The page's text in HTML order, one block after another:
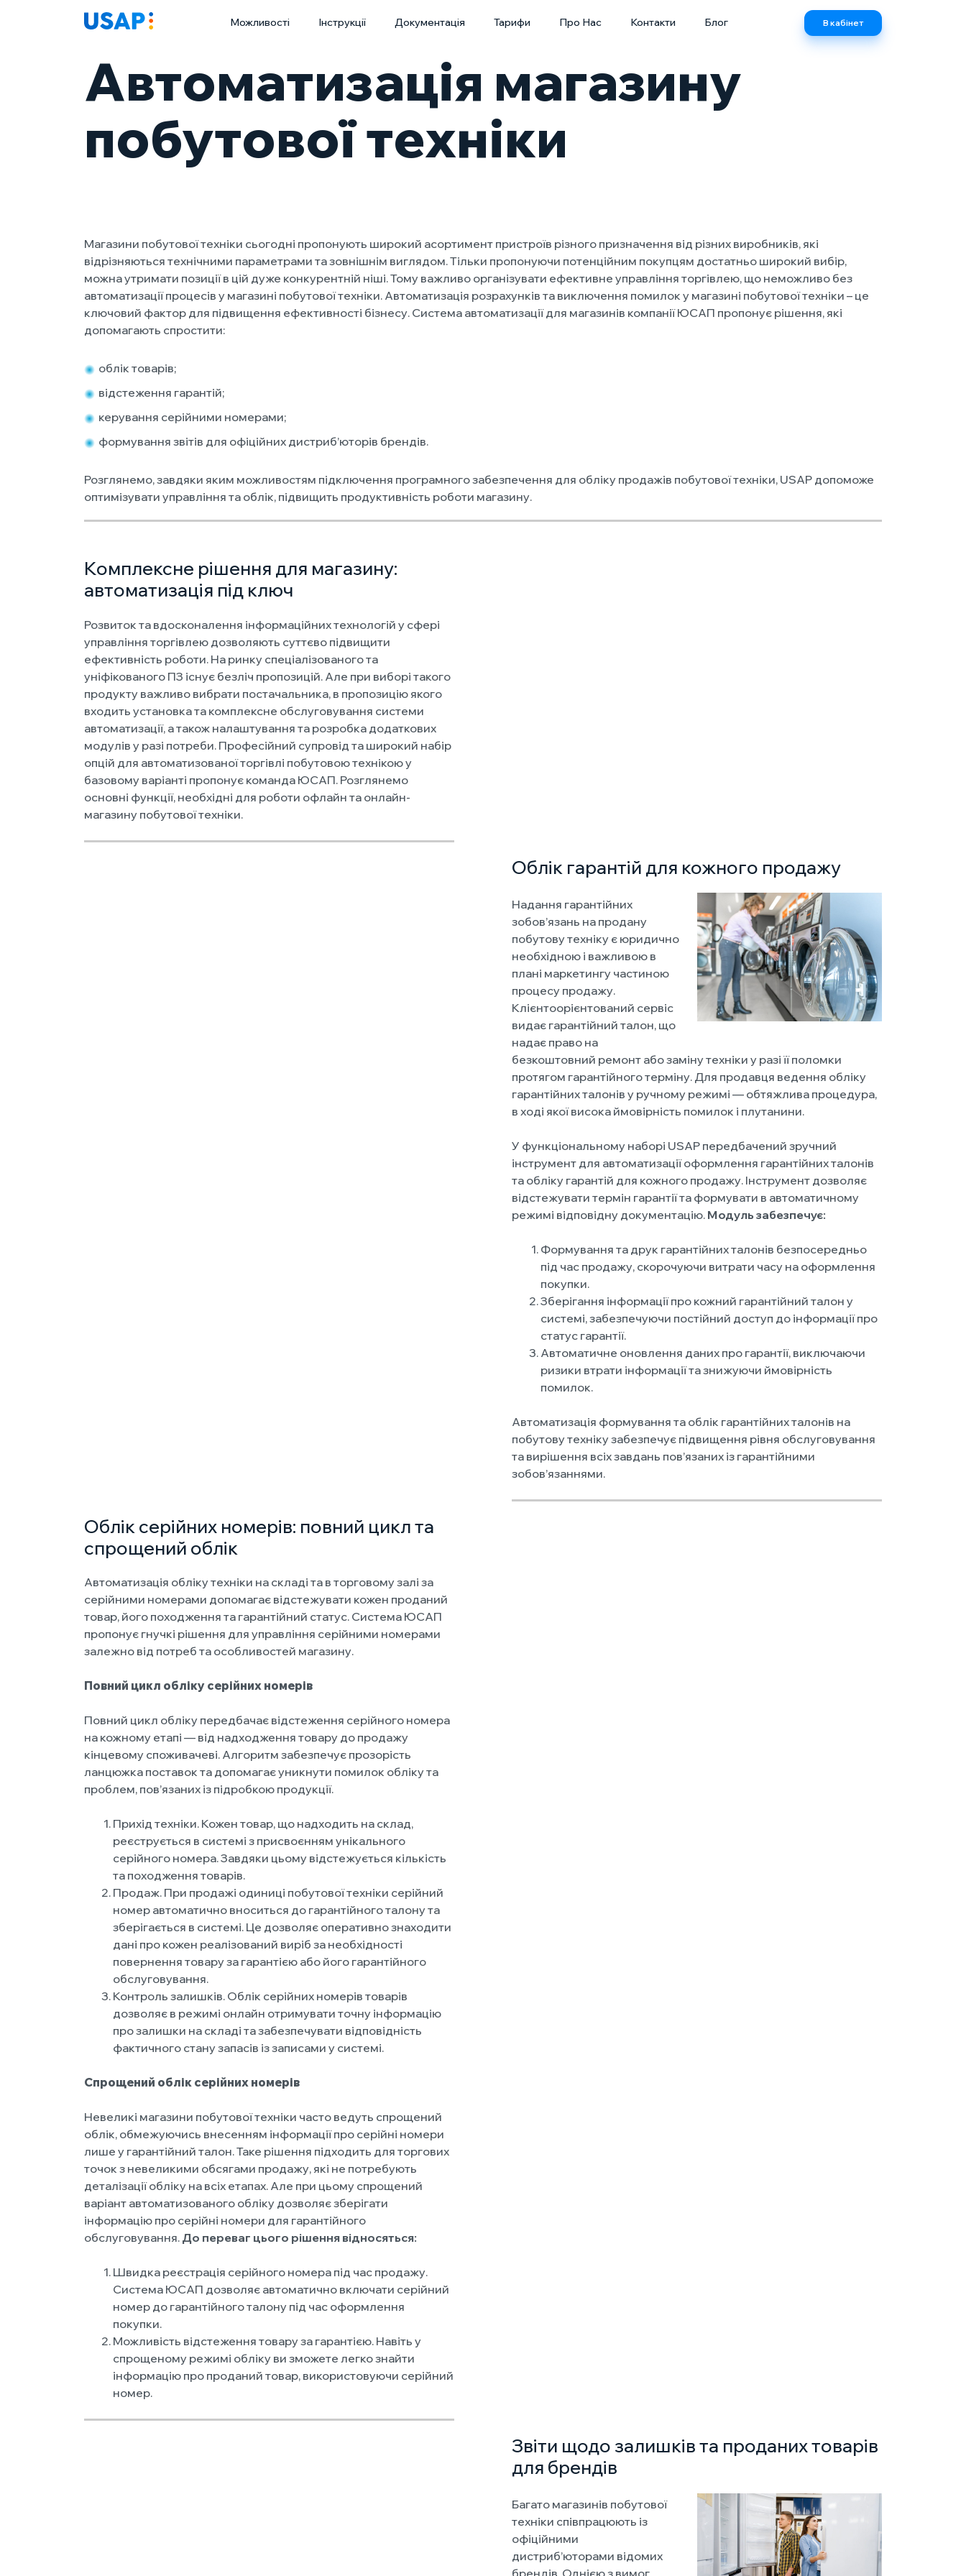
Можливості Інструкції Документація Тарифи Про Нас Контакти Блог В кабінет
Автоматизація магазину
побутової техніки
Магазини побутової техніки сьогодні пропонують широкий асортимент пристроїв різного призначення від різних виробників, які
відрізняються технічними параметрами та зовнішнім виглядом. Тільки пропонуючи потенційним покупцям достатньо широкий вибір,
можна утримати позиції в цій дуже конкурентній ніші. Тому важливо організувати ефективне управління торгівлею, що неможливо без
автоматизації процесів у магазині побутової техніки. Автоматизація розрахунків та виключення помилок у магазині побутової техніки – це
ключовий фактор для підвищення ефективності бізнесу. Система автоматизації для магазинів компанії ЮСАП пропонує рішення, які
допомагають спростити:
облік товарів;
відстеження гарантій;
керування серійними номерами;
формування звітів для офіційних дистриб’юторів брендів.
Розглянемо, завдяки яким можливостям підключення програмного забезпечення для обліку продажів побутової техніки, USAP допоможе
оптимізувати управління та облік, підвищить продуктивність роботи магазину.
Комплексне рішення для магазину:
автоматизація під ключ
Розвиток та вдосконалення інформаційних технологій у сфері
управління торгівлею дозволяють суттєво підвищити
ефективність роботи. На ринку спеціалізованого та
уніфікованого ПЗ існує безліч пропозицій. Але при виборі такого
продукту важливо вибрати постачальника, в пропозицію якого
входить установка та комплексне обслуговування системи
автоматизації, а також налаштування та розробка додаткових
модулів у разі потреби. Професійний супровід та широкий набір
опцій для автоматизованої торгівлі побутовою технікою у
базовому варіанті пропонує команда ЮСАП. Розглянемо
основні функції, необхідні для роботи офлайн та онлайн-
магазину побутової техніки.
Облік гарантій для кожного продажу
Надання гарантійних
зобов’язань на продану
побутову техніку є юридично
необхідною і важливою в
плані маркетингу частиною
процесу продажу.
Клієнтоорієнтований сервіс
видає гарантійний талон, що
надає право на
безкоштовний ремонт або заміну техніки у разі її поломки
протягом гарантійного терміну. Для продавця ведення обліку
гарантійних талонів у ручному режимі — обтяжлива процедура,
в ході якої висока ймовірність помилок і плутанини.
У функціональному наборі USAP передбачений зручний
інструмент для автоматизації оформлення гарантійних талонів
та обліку гарантій для кожного продажу. Інструмент дозволяє
відстежувати термін гарантії та формувати в автоматичному
режимі відповідну документацію. Модуль забезпечує:
Формування та друк гарантійних талонів безпосередньо
під час продажу, скорочуючи витрати часу на оформлення
покупки.
Зберігання інформації про кожний гарантійний талон у
системі, забезпечуючи постійний доступ до інформації про
статус гарантії.
Автоматичне оновлення даних про гарантії, виключаючи
ризики втрати інформації та знижуючи ймовірність
помилок.
Автоматизація формування та облік гарантійних талонів на
побутову техніку забезпечує підвищення рівня обслуговування
та вирішення всіх завдань пов’язаних із гарантійними
зобов’язаннями.
Облік серійних номерів: повний цикл та
спрощений облік
Автоматизація обліку техніки на складі та в торговому залі за
серійними номерами допомагає відстежувати кожен проданий
товар, його походження та гарантійний статус. Система ЮСАП
пропонує гнучкі рішення для управління серійними номерами
залежно від потреб та особливостей магазину.
Повний цикл обліку серійних номерів
Повний цикл обліку передбачає відстеження серійного номера
на кожному етапі — від надходження товару до продажу
кінцевому споживачеві. Алгоритм забезпечує прозорість
ланцюжка поставок та допомагає уникнути помилок обліку та
проблем, пов’язаних із підробкою продукції.
Прихід техніки. Кожен товар, що надходить на склад,
реєструється в системі з присвоєнням унікального
серійного номера. Завдяки цьому відстежується кількість
та походження товарів.
Продаж. При продажі одиниці побутової техніки серійний
номер автоматично вноситься до гарантійного талону та
зберігається в системі. Це дозволяє оперативно знаходити
дані про кожен реалізований виріб за необхідності
повернення товару за гарантією або його гарантійного
обслуговування.
Контроль залишків. Облік серійних номерів товарів
дозволяє в режимі онлайн отримувати точну інформацію
про залишки на складі та забезпечувати відповідність
фактичного стану запасів із записами у системі.
Спрощений облік серійних номерів
Невеликі магазини побутової техніки часто ведуть спрощений
облік, обмежуючись внесенням інформації про серійні номери
лише у гарантійний талон. Таке рішення підходить для торгових
точок з невеликими обсягами продажу, які не потребують
деталізації обліку на всіх етапах. Але при цьому спрощений
варіант автоматизованого обліку дозволяє зберігати
інформацію про серійні номери для гарантійного
обслуговування. До переваг цього рішення відносяться:
Швидка реєстрація серійного номера під час продажу.
Система ЮСАП дозволяє автоматично включати серійний
номер до гарантійного талону під час оформлення
покупки.
Можливість відстеження товару за гарантією. Навіть у
спрощеному режимі обліку ви зможете легко знайти
інформацію про проданий товар, використовуючи серійний
номер.
Звіти щодо залишків та проданих товарів
для брендів
Багато магазинів побутової
техніки співпрацюють із
офіційними
дистриб’юторами відомих